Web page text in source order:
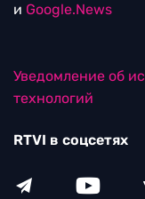
и Google.News
Уведомление об
технологий
RTVI в соцсетях